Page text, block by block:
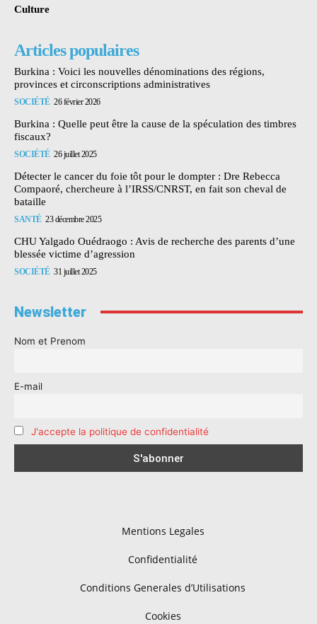
Culture
Articles populaires
Burkina : Voici les nouvelles dénominations des régions,
provinces et circonscriptions administratives
SOCIÉTÉ 26 février 2026
Burkina : Quelle peut être la cause de la spéculation des timbres
fiscaux?
SOCIÉTÉ 26 juillet 2025
Détecter le cancer du foie tôt pour le dompter : Dre Rebecca
Compaoré, chercheure à l’IRSS/CNRST, en fait son cheval de
bataille
SANTÉ 23 décembre 2025
CHU Yalgado Ouédraogo : Avis de recherche des parents d’une
blessée victime d’agression
SOCIÉTÉ 31 juillet 2025
Newsletter
Nom et Prenom
E-mail
J'accepte la politique de confidentialité
Mentions Legales
Confidentialité
Conditions Generales d’Utilisations
Cookies